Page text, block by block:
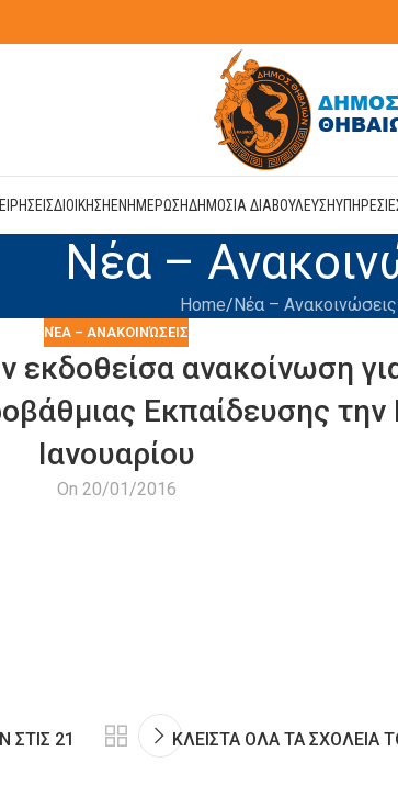
ΔΙΟΙΚΗΣΗΕΝΗΜΕΡΩΣΗΔΗΜΟΣΙΑ ΔΙΑΒΟΥΛΕΥΣΗ
Νέα –
Home Νέα – Ανακοινώσεις
ΝΈΑ – ΑΝΑΚΟΙΝΏΣΕΙΣ
εκδοθείσα ανακοίνωση
Εκπαίδευσης την
Ιανουαρίου
On 20/01/2016
ΣΤΙΣ 21
ΚΛΕΙΣΤΑ ΟΛΑ ΤΑ